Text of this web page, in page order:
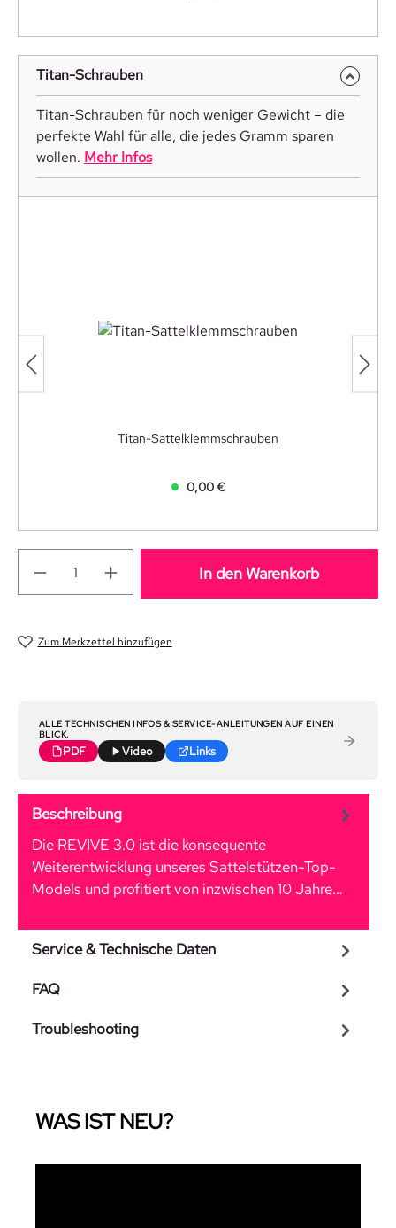
Titan-Schrauben
Titan-Schrauben für noch weniger Gewicht – die
perfekte Wahl für alle, die jedes Gramm sparen
wollen. Mehr Infos
Titan-Sattelklemmschrauben
0,00 €
In den Warenkorb
Zum Merkzettel hinzufügen
ALLE TECHNISCHEN INFOS & SERVICE-ANLEITUNGEN AUF EINEN
BLICK.
PDF Video Links
Beschreibung
Die REVIVE 3.0 ist die konsequente
Weiterentwicklung unseres Sattelstützen-Top-
Models und profitiert von inzwischen 10 Jahre…
Service & Technische Daten
FAQ
Troubleshooting
WAS IST NEU?